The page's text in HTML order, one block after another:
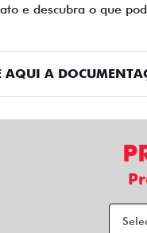
e descubra o que
AQUI A